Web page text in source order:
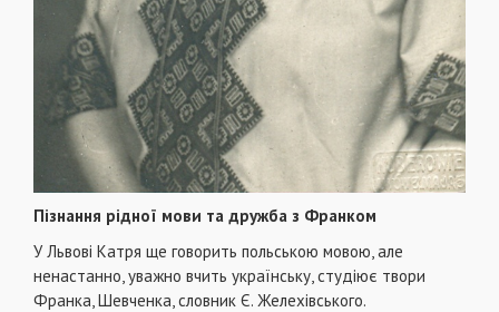
Пізнання рідної мови та дружба з Франком
У Львові Катря ще говорить польською мовою, але
ненастанно, уважно вчить українську, студіює твори
Франка, Шевченка, словник Є. Желехівського.